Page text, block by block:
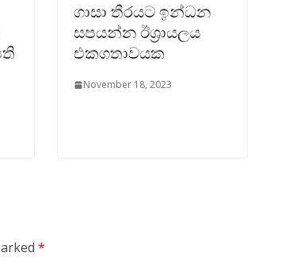
ගාසා තීරයට ඉන්ධන
සපයන්න ඊශ්‍රායලය
එකගතාවයක
November 18, 2023
*